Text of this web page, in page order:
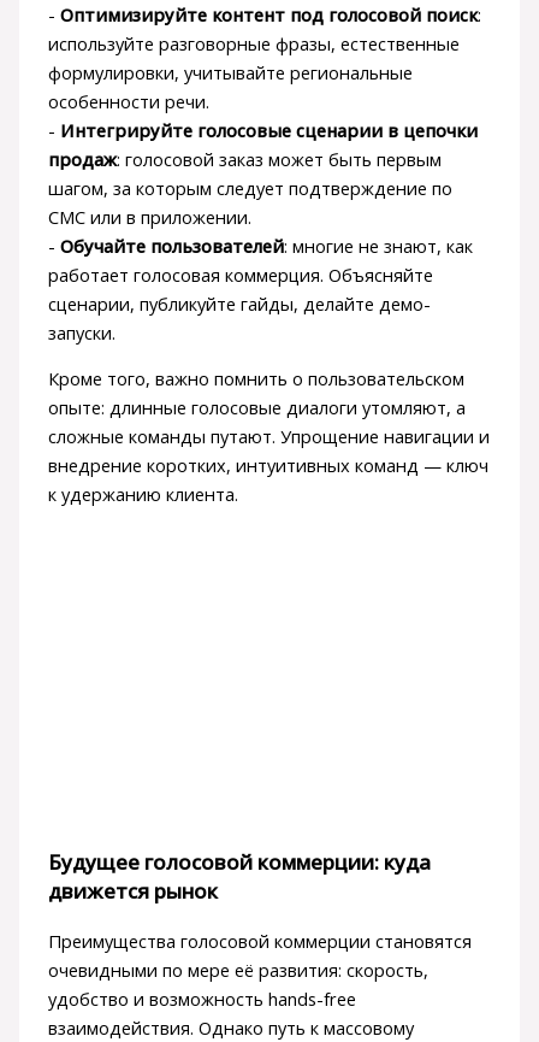
- Оптимизируйте контент под голосовой поиск:
используйте разговорные фразы, естественные
формулировки, учитывайте региональные
особенности речи.
- Интегрируйте голосовые сценарии в цепочки
продаж: голосовой заказ может быть первым
шагом, за которым следует подтверждение по
СМС или в приложении.
- Обучайте пользователей: многие не знают, как
работает голосовая коммерция. Объясняйте
сценарии, публикуйте гайды, делайте демо-
запуски.
Кроме того, важно помнить о пользовательском
опыте: длинные голосовые диалоги утомляют, а
сложные команды путают. Упрощение навигации и
внедрение коротких, интуитивных команд — ключ
к удержанию клиента.
Будущее голосовой коммерции: куда
движется рынок
Преимущества голосовой коммерции становятся
очевидными по мере её развития: скорость,
удобство и возможность hands-free
взаимодействия. Однако путь к массовому